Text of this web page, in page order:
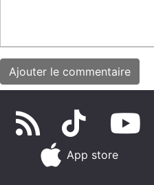
App store